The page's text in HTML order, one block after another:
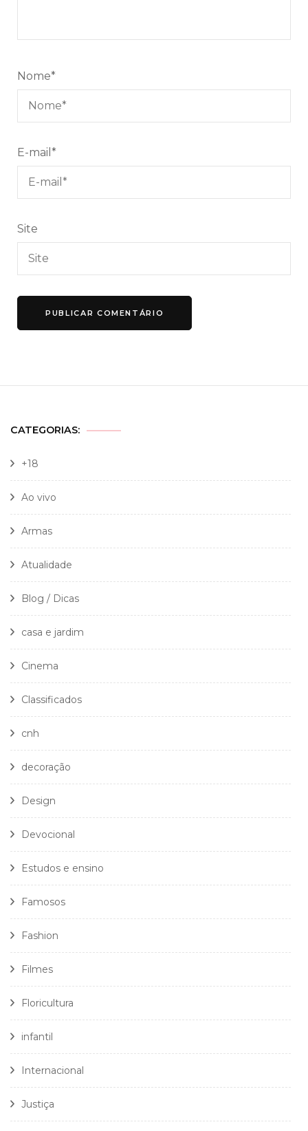
Nome*
E-mail *
Site
CATEGORIAS:
+18
Ao vivo
Armas
Atualidade
Blog / Dicas
casa e jardim
Cinema
Classificados
cnh
decoração
Design
Devocional
Estudos e ensino
Famosos
Fashion
Filmes
Floricultura
infantil
Internacional
Justiça